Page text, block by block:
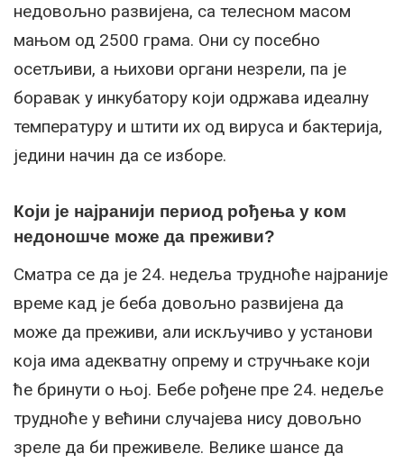
недовољно развијена, са телесном масом
мањом од 2500 грама. Они су посебно
осетљиви, а њихови органи незрели, па је
боравак у инкубатору који одржава идеалну
температуру и штити их од вируса и бактерија,
једини начин да се изборе.
Који је најранији период рођења у ком
недоношче може да преживи?
Сматра се да је 24. недеља трудноће најраније
време кад је беба довољно развијена да
може да преживи, али искључиво у установи
која има адекватну опрему и стручњаке који
ће бринути о њој. Бебе рођене пре 24. недеље
трудноће у већини случајева нису довољно
зреле да би преживеле. Велике шансе да